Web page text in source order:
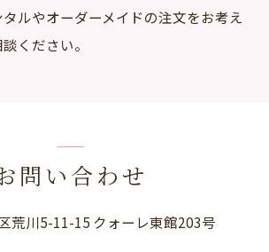
ルやオーダーメイドの注文をお考え
ください。
問い合わせ
荒川5-11-15 クォーレ東館203号